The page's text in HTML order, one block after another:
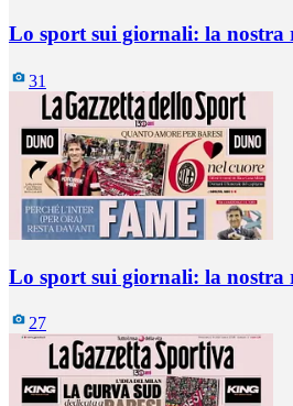
Lo sport sui giornali: la nostra
31
Lo sport sui giornali: la nostra
27